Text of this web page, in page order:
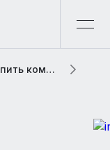
Купить коммерческую недвижимость